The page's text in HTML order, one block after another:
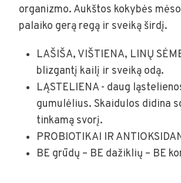
organizmo. Aukštos kokybės
palaiko gerą regą ir sveiką širdį.
LAŠIŠA, VIŠTIENA, LINŲ
blizgantį kailį ir sveiką odą.
LĄSTELIENA - daug
gumulėlius. Skaidulos didina
tinkamą svorį.
PROBIOTIKAI IR
BE grūdų – BE dažiklių – BE